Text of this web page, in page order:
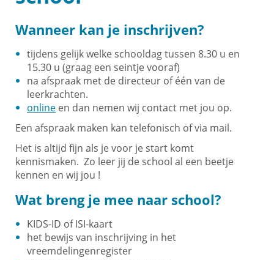
Wanneer kan je inschrijven?
tijdens gelijk welke schooldag tussen 8.30 u en
15.30 u (graag een seintje vooraf)
na afspraak met de directeur of één van de
leerkrachten.
online en dan nemen wij contact met jou op.
Een afspraak maken kan telefonisch of via mail.
Het is altijd fijn als je voor je start komt
kennismaken. Zo leer jij de school al een beetje
kennen en wij jou !
Wat breng je mee naar school?
KIDS-ID of ISI-kaart
het bewijs van inschrijving in het
vreemdelingenregister